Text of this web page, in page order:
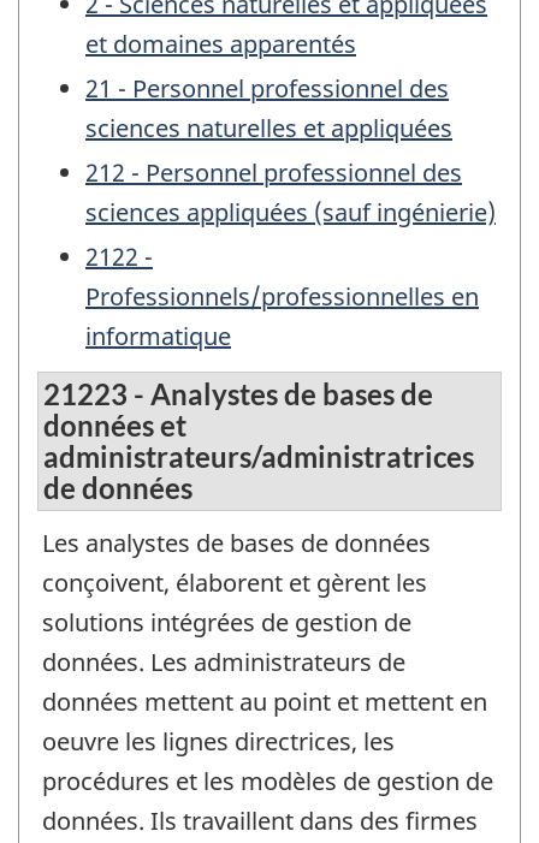
et domaines apparentés
21 - Personnel professionnel des
sciences naturelles et appliquées
212 - Personnel professionnel des
sciences appliquées (sauf ingénierie)
2122 -
Professionnels/professionnelles en
informatique
21223 - Analystes de bases de
données et
administrateurs/administratrices
de données
Les analystes de bases de données
conçoivent, élaborent et gèrent les
solutions intégrées de gestion de
données. Les administrateurs de
données mettent au point et mettent en
oeuvre les lignes directrices, les
procédures et les modèles de gestion de
données. Ils travaillent dans des firmes